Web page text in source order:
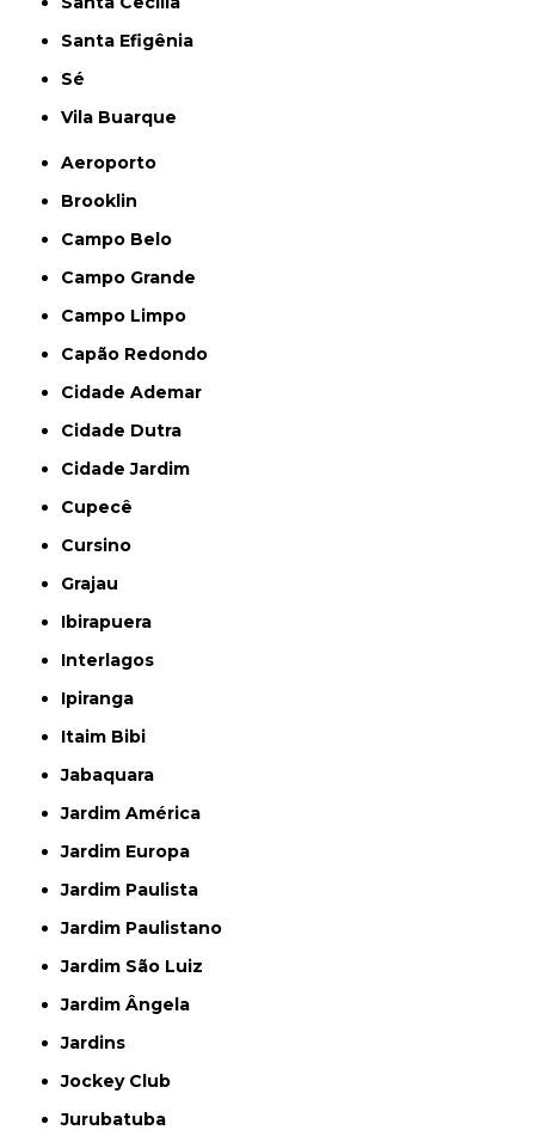
Santa Efigênia
Sé
Vila Buarque
Aeroporto
Brooklin
Campo Belo
Campo Grande
Campo Limpo
Capão Redondo
Cidade Ademar
Cidade Dutra
Cidade Jardim
Cupecê
Cursino
Grajau
Ibirapuera
Interlagos
Ipiranga
Itaim Bibi
Jabaquara
Jardim América
Jardim Europa
Jardim Paulista
Jardim Paulistano
Jardim São Luiz
Jardim Ângela
Jardins
Jockey Club
Jurubatuba